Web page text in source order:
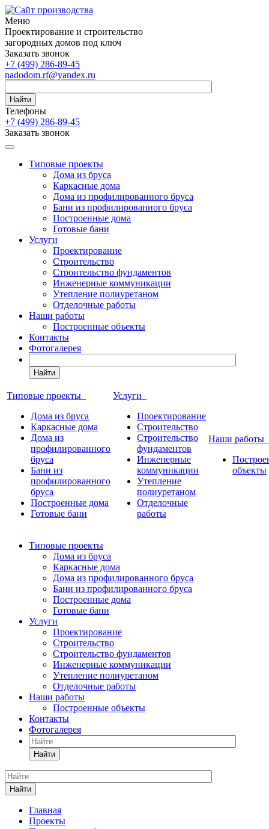
Меню
Проектирование и строительство
загородных домов под ключ
Заказать звонок
+7 (499) 286-89-45
nadodom.rf@yandex.ru
Найти
Телефоны
+7 (499) 286-89-45
Заказать звонок
Типовые проекты
Дома из бруса
Каркасные дома
Дома из профилированного бруса
Бани из профилированного бруса
Построенные дома
Готовые бани
Услуги
Проектирование
Строительство
Строительство фундаментов
Инженерные коммуникации
Утепление полиуретаном
Отделочные работы
Наши работы
Построенные объекты
Контакты
Фотогалерея
Найти
Типовые проекты
Дома из бруса
Каркасные дома
Дома из
профилированного
бруса
Бани из
профилированного
бруса
Построенные дома
Готовые бани
Услуги
Проектирование
Строительство
Строительство
фундаментов
Инженерные
коммуникации
Утепление
полиуретаном
Отделочные
работы
Наши работы
объекты
Типовые проекты
Дома из бруса
Каркасные дома
Дома из профилированного бруса
Бани из профилированного бруса
Построенные дома
Готовые бани
Услуги
Проектирование
Строительство
Строительство фундаментов
Инженерные коммуникации
Утепление полиуретаном
Отделочные работы
Наши работы
Построенные объекты
Контакты
Фотогалерея
Найти
Найти
Главная
Проекты